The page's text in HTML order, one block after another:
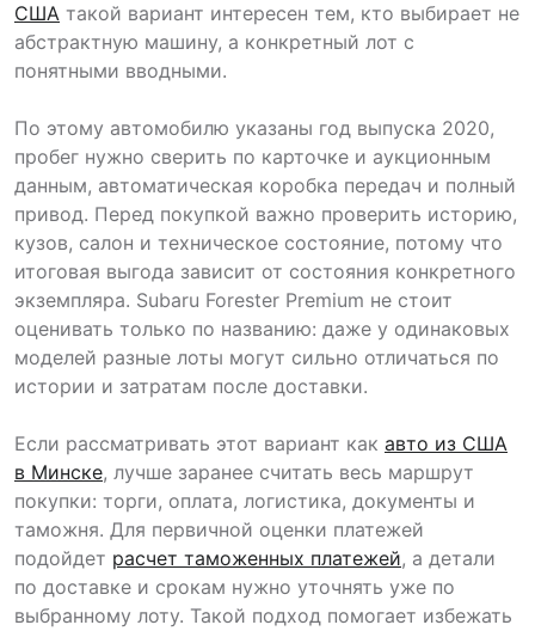
США такой вариант интересен тем, кто выбирает не
абстрактную машину, а конкретный лот с
понятными вводными.
По этому автомобилю указаны год выпуска 2020,
пробег нужно сверить по карточке и аукционным
данным, автоматическая коробка передач и полный
привод. Перед покупкой важно проверить историю,
кузов, салон и техническое состояние, потому что
итоговая выгода зависит от состояния конкретного
экземпляра. Subaru Forester Premium не стоит
оценивать только по названию: даже у одинаковых
моделей разные лоты могут сильно отличаться по
истории и затратам после доставки.
Если рассматривать этот вариант как авто из США
в Минске, лучше заранее считать весь маршрут
покупки: торги, оплата, логистика, документы и
таможня. Для первичной оценки платежей
подойдет расчет таможенных платежей, а детали
по доставке и срокам нужно уточнять уже по
выбранному лоту. Такой подход помогает избежать